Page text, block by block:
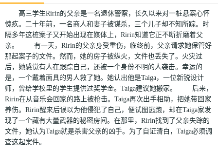
高三学生Ririn的父亲是一名退休警察，长久以来对一桩悬案心怀
愧疚。二十年前，一名商人和妻子被谋杀，三个儿子却不知所踪。时
隔多年这桩案子又开始出现在媒体上，Ririn知道它正不断折磨着父
亲。 有一天，Ririn的父亲身受重伤，临终前，父亲请求她保管好
那起案子的文件。然而，她的房子被纵火，文件也丢失了。火灾过
后，她感觉有人在跟踪自己，还被一个身份不明的人袭击。幸运的
是，一个戴着面具的男人救了她。她认出他是Taiga，一位新锐设计
师，曾给学校里的学生提供过奖学金。Taiga建议她搬家。 后来，
Ririn在从音乐会回家的路上被枪击。Taiga再次出手相助，把她带回家
养伤。Ririn醒来后误以为他侵犯了自己，便试图逃跑，却在Taiga家发
现了一个藏有大量武器的秘密房间。在那里，Ririn找到了父亲失踪的
文件，她认为Taiga就是杀害父亲的凶手。为了自证清白，Taiga必须调
查这起案件。